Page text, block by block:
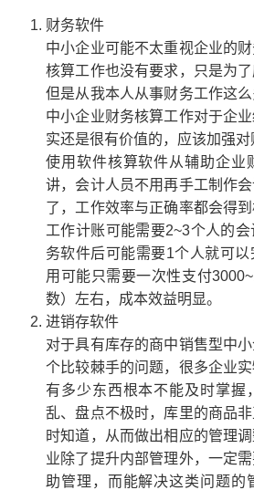
财务软件
中小企业可能不太重视企业的
核算工作也没有要求，只是为了
但是从我本人从事财务工作这么
中小企业财务核算工作对于企
实还是很有价值的，应该加强
使用软件核算软件从辅助企业
讲，会计人员不用再手工制作
了，工作效率与正确率都会得
工作计账可能需要2~3个人的
务软件后可能需要1个人就可
用可能只需要一次性支付
数）左右，成本效益明显。
进销存软件
对于具有库存的商中销售型中
个比较棘手的问题，很多企业
有多少东西根本不能及时掌握
乱、盘点不极时，库里的商品
时知道，从而做出相应的管理
业除了提升内部管理外，一定
助管理，而能解决这类问题的